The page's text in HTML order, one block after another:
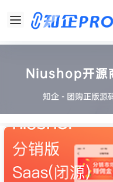
Niushop开源
知企 - 团购正版源